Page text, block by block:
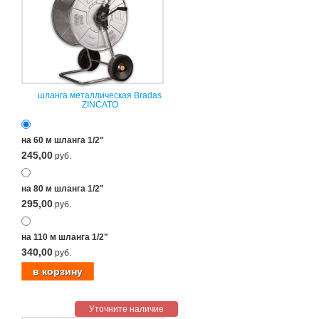
шланга металлическая Bradas
ZINCATO
на 60 м шланга 1/2"
245,00 руб.
на 80 м шланга 1/2"
295,00 руб.
на 110 м шланга 1/2"
340,00 руб.
Уточните наличие